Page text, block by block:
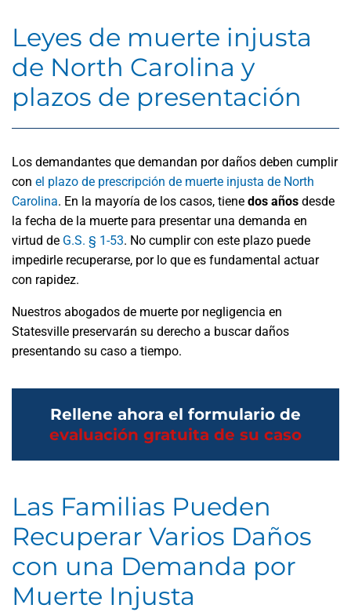
Leyes de muerte injusta
de North Carolina y
plazos de presentación
Los demandantes que demandan por daños deben cumplir
con el plazo de prescripción de muerte injusta de North
Carolina. En la mayoría de los casos, tiene dos años desde
la fecha de la muerte para presentar una demanda en
virtud de G.S. § 1-53. No cumplir con este plazo puede
impedirle recuperarse, por lo que es fundamental actuar
con rapidez.
Nuestros abogados de muerte por negligencia en
Statesville preservarán su derecho a buscar daños
presentando su caso a tiempo.
Rellene ahora el formulario de
evaluación gratuita de su caso
Las Familias Pueden
Recuperar Varios Daños
con una Demanda por
Muerte Injusta